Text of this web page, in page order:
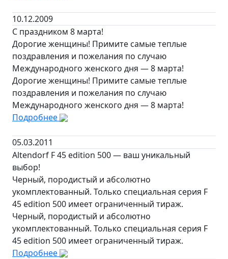
10.12.2009
С праздником 8 марта!
Дорогие женщины! Примите самые теплые
поздравления и пожелания по случаю
Международного женского дня — 8 марта!
Дорогие женщины! Примите самые теплые
поздравления и пожелания по случаю
Международного женского дня — 8 марта!
Подробнее
05.03.2011
Altendorf F 45 edition 500 — ваш уникальный
выбор!
Черный, породистый и абсолютно
укомплектованный. Только специальная серия F
45 edition 500 имеет ограниченный тираж.
Черный, породистый и абсолютно
укомплектованный. Только специальная серия F
45 edition 500 имеет ограниченный тираж.
Подробнее